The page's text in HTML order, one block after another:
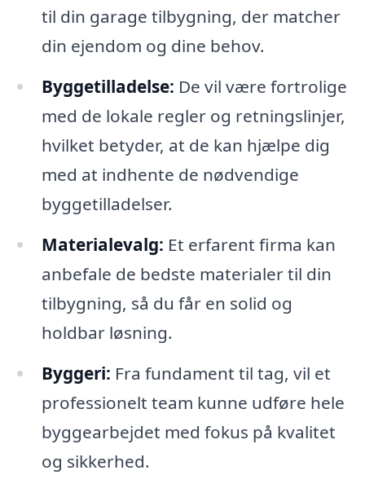
til din garage tilbygning, der matcher
din ejendom og dine behov.
Byggetilladelse: De vil være fortrolige
med de lokale regler og retningslinjer,
hvilket betyder, at de kan hjælpe dig
med at indhente de nødvendige
byggetilladelser.
Materialevalg: Et erfarent firma kan
anbefale de bedste materialer til din
tilbygning, så du får en solid og
holdbar løsning.
Byggeri: Fra fundament til tag, vil et
professionelt team kunne udføre hele
byggearbejdet med fokus på kvalitet
og sikkerhed.